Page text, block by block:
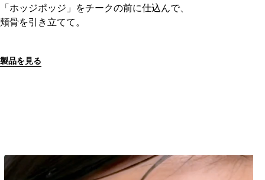
「ホッジポッジ」をチークの前に仕込んで、
頬骨を引き立てて。
製品を見る